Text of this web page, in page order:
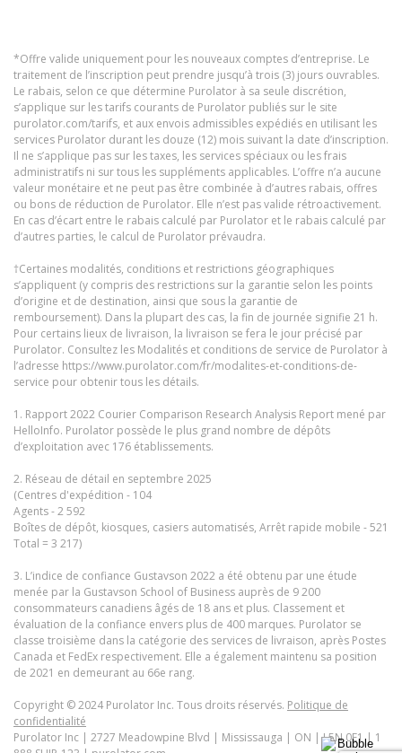
*Offre valide uniquement pour les nouveaux comptes d’entreprise. Le
traitement de l’inscription peut prendre jusqu’à trois (3) jours ouvrables.
Le rabais, selon ce que détermine Purolator à sa seule discrétion,
s’applique sur les tarifs courants de Purolator publiés sur le site
purolator.com/tarifs, et aux envois admissibles expédiés en utilisant les
services Purolator durant les douze (12) mois suivant la date d’inscription.
Il ne s’applique pas sur les taxes, les services spéciaux ou les frais
administratifs ni sur tous les suppléments applicables. L’offre n’a aucune
valeur monétaire et ne peut pas être combinée à d’autres rabais, offres
ou bons de réduction de Purolator. Elle n’est pas valide rétroactivement.
En cas d’écart entre le rabais calculé par Purolator et le rabais calculé par
d’autres parties, le calcul de Purolator prévaudra.
†Certaines modalités, conditions et restrictions géographiques
s’appliquent (y compris des restrictions sur la garantie selon les points
d’origine et de destination, ainsi que sous la garantie de
remboursement). Dans la plupart des cas, la fin de journée signifie 21 h.
Pour certains lieux de livraison, la livraison se fera le jour précisé par
Purolator. Consultez les Modalités et conditions de service de Purolator à
l’adresse https://www.purolator.com/fr/modalites-et-conditions-de-
service pour obtenir tous les détails.
1. Rapport 2022 Courier Comparison Research Analysis Report mené par
HelloInfo. Purolator possède le plus grand nombre de dépôts
d’exploitation avec 176 établissements.
2. Réseau de détail en septembre 2025
(Centres d'expédition - 104
Agents - 2 592
Boîtes de dépôt, kiosques, casiers automatisés, Arrêt rapide mobile - 521
Total = 3 217)
3. L’indice de confiance Gustavson 2022 a été obtenu par une étude
menée par la Gustavson School of Business auprès de 9 200
consommateurs canadiens âgés de 18 ans et plus. Classement et
évaluation de la confiance envers plus de 400 marques. Purolator se
classe troisième dans la catégorie des services de livraison, après Postes
Canada et FedEx respectivement. Elle a également maintenu sa position
de 2021 en demeurant au 66e rang.
Copyright © 2024 Purolator Inc. Tous droits réservés. Politique de
confidentialité
Purolator Inc | 2727 Meadowpine Blvd | Mississauga | ON | L5N 0E1 | 1